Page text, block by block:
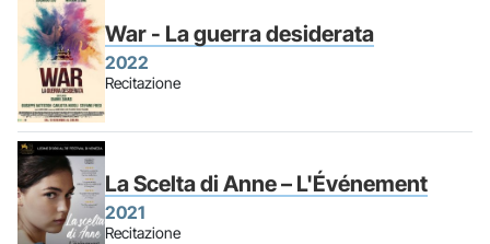
War - La guerra desiderata
2022
Recitazione
La Scelta di Anne – L'Événement
2021
Recitazione